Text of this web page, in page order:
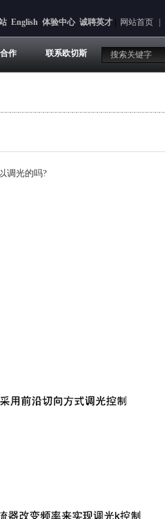
English 体验中心 诚聘英才 网站首页
作 联系欧切斯
调光的吗?